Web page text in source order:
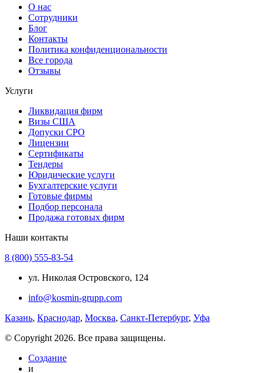
О нас
Сотрудники
Блог
Контакты
Политика конфиденциональности
Все города
Отзывы
Услуги
Ликвидация фирм
Визы США
Допуски СРО
Лицензии
Сертификаты
Тендеры
Юридические услуги
Бухгалтерские услуги
Готовые фирмы
Подбор персонала
Продажа готовых фирм
Наши контакты
8 (800) 555-83-54
ул. Николая Островского, 124
info@kosmin-grupp.com
Казань, Краснодар, Москва, Санкт-Петербург, Уфа
© Copyright 2026. Все права защищены.
Создание
и